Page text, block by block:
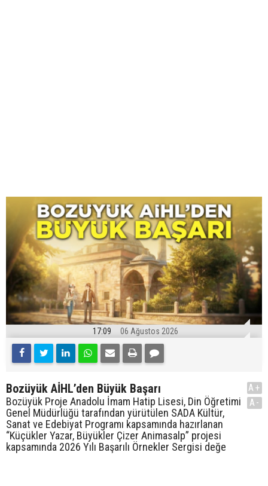
17:09 06 Ağustos 2026
Bozüyük AİHL’den Büyük Başarı
Bozüyük Proje Anadolu İmam Hatip Lisesi, Din Öğretimi
Genel Müdürlüğü tarafından yürütülen SADA Kültür,
Sanat ve Edebiyat Programı kapsamında hazırlanan
“Küçükler Yazar, Büyükler Çizer Animasalp” projesi
kapsamında 2026 Yılı Başarılı Örnekler Sergisi değe
A+
A-